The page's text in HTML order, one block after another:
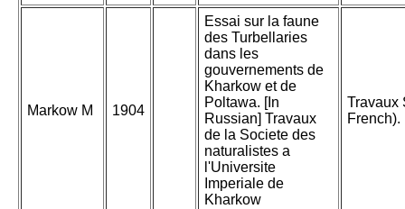
Markow M 1904
Essai sur la faune
des Turbellaries
dans les
gouvernements de
Kharkow et de
Poltawa. [In
Russian] Travaux
de la Societe des
naturalistes a
l'Universite
Imperiale de
Kharkow
Travaux
French).